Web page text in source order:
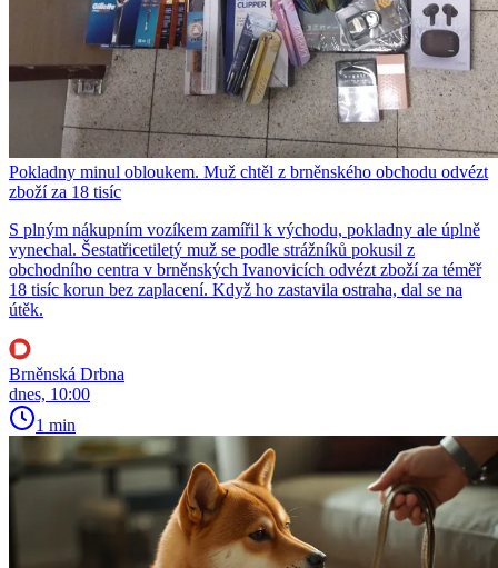
Pokladny minul obloukem. Muž chtěl z brněnského obchodu odvézt
zboží za 18 tisíc
S plným nákupním vozíkem zamířil k východu, pokladny ale úplně
vynechal. Šestatřicetiletý muž se podle strážníků pokusil z
obchodního centra v brněnských Ivanovicích odvézt zboží za téměř
18 tisíc korun bez zaplacení. Když ho zastavila ostraha, dal se na
útěk.
Brněnská Drbna
dnes, 10:00
1 min